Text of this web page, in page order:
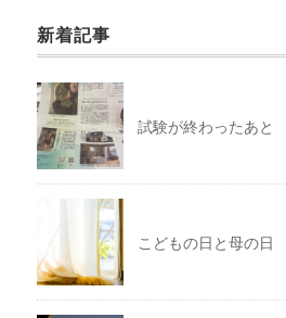
新着記事
試験が終わったあと
こどもの日と母の日